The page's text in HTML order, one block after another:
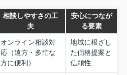
相談しやすさの工
夫
安心につなが
る要素
オンライン相談対
応（遠方・多忙な
方に便利）
地域に根ざし
た価格提案と
信頼性